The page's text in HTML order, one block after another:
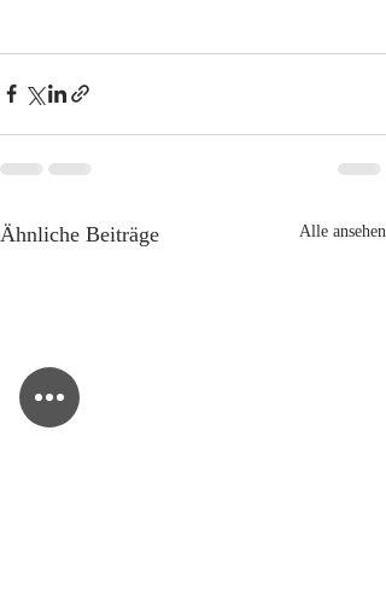
Ähnliche Beiträge Alle ansehen